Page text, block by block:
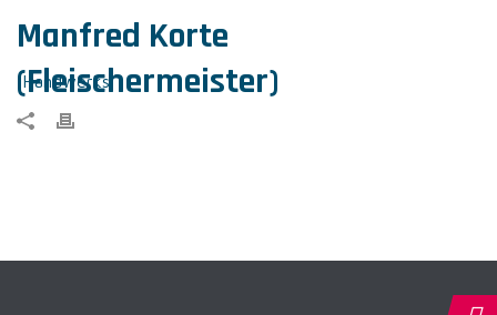
Manfred Korte
(Fleischermeister)